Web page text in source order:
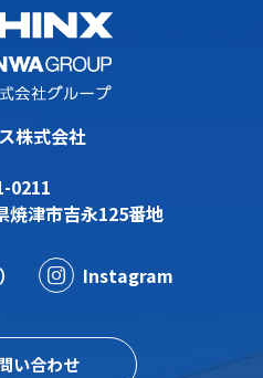
株式会社
0211
焼津市吉永125番地
Instagram
い合わせ